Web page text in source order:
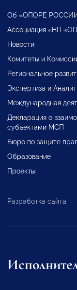
Об «ОПОРЕ
Ассоциация «НП
Новости
Комитеты и
Региональное
Экспертиза и
Международная
Декларация о
субъектами МСП
Бюро по защите
Образование
Проекты
Разработка сайта —